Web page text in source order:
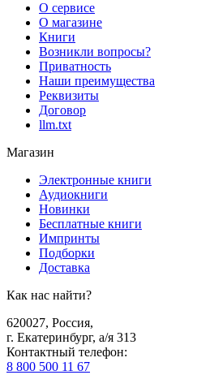
О сервисе
О магазине
Книги
Возникли вопросы?
Приватность
Наши преимущества
Реквизиты
Договор
llm.txt
Магазин
Электронные книги
Аудиокниги
Новинки
Бесплатные книги
Импринты
Подборки
Доставка
Как нас найти?
620027, Россия,
г. Екатеринбург, а/я 313
Контактный телефон:
8 800 500 11 67